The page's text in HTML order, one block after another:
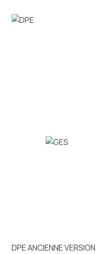
DPE ANCIENNE VERSION